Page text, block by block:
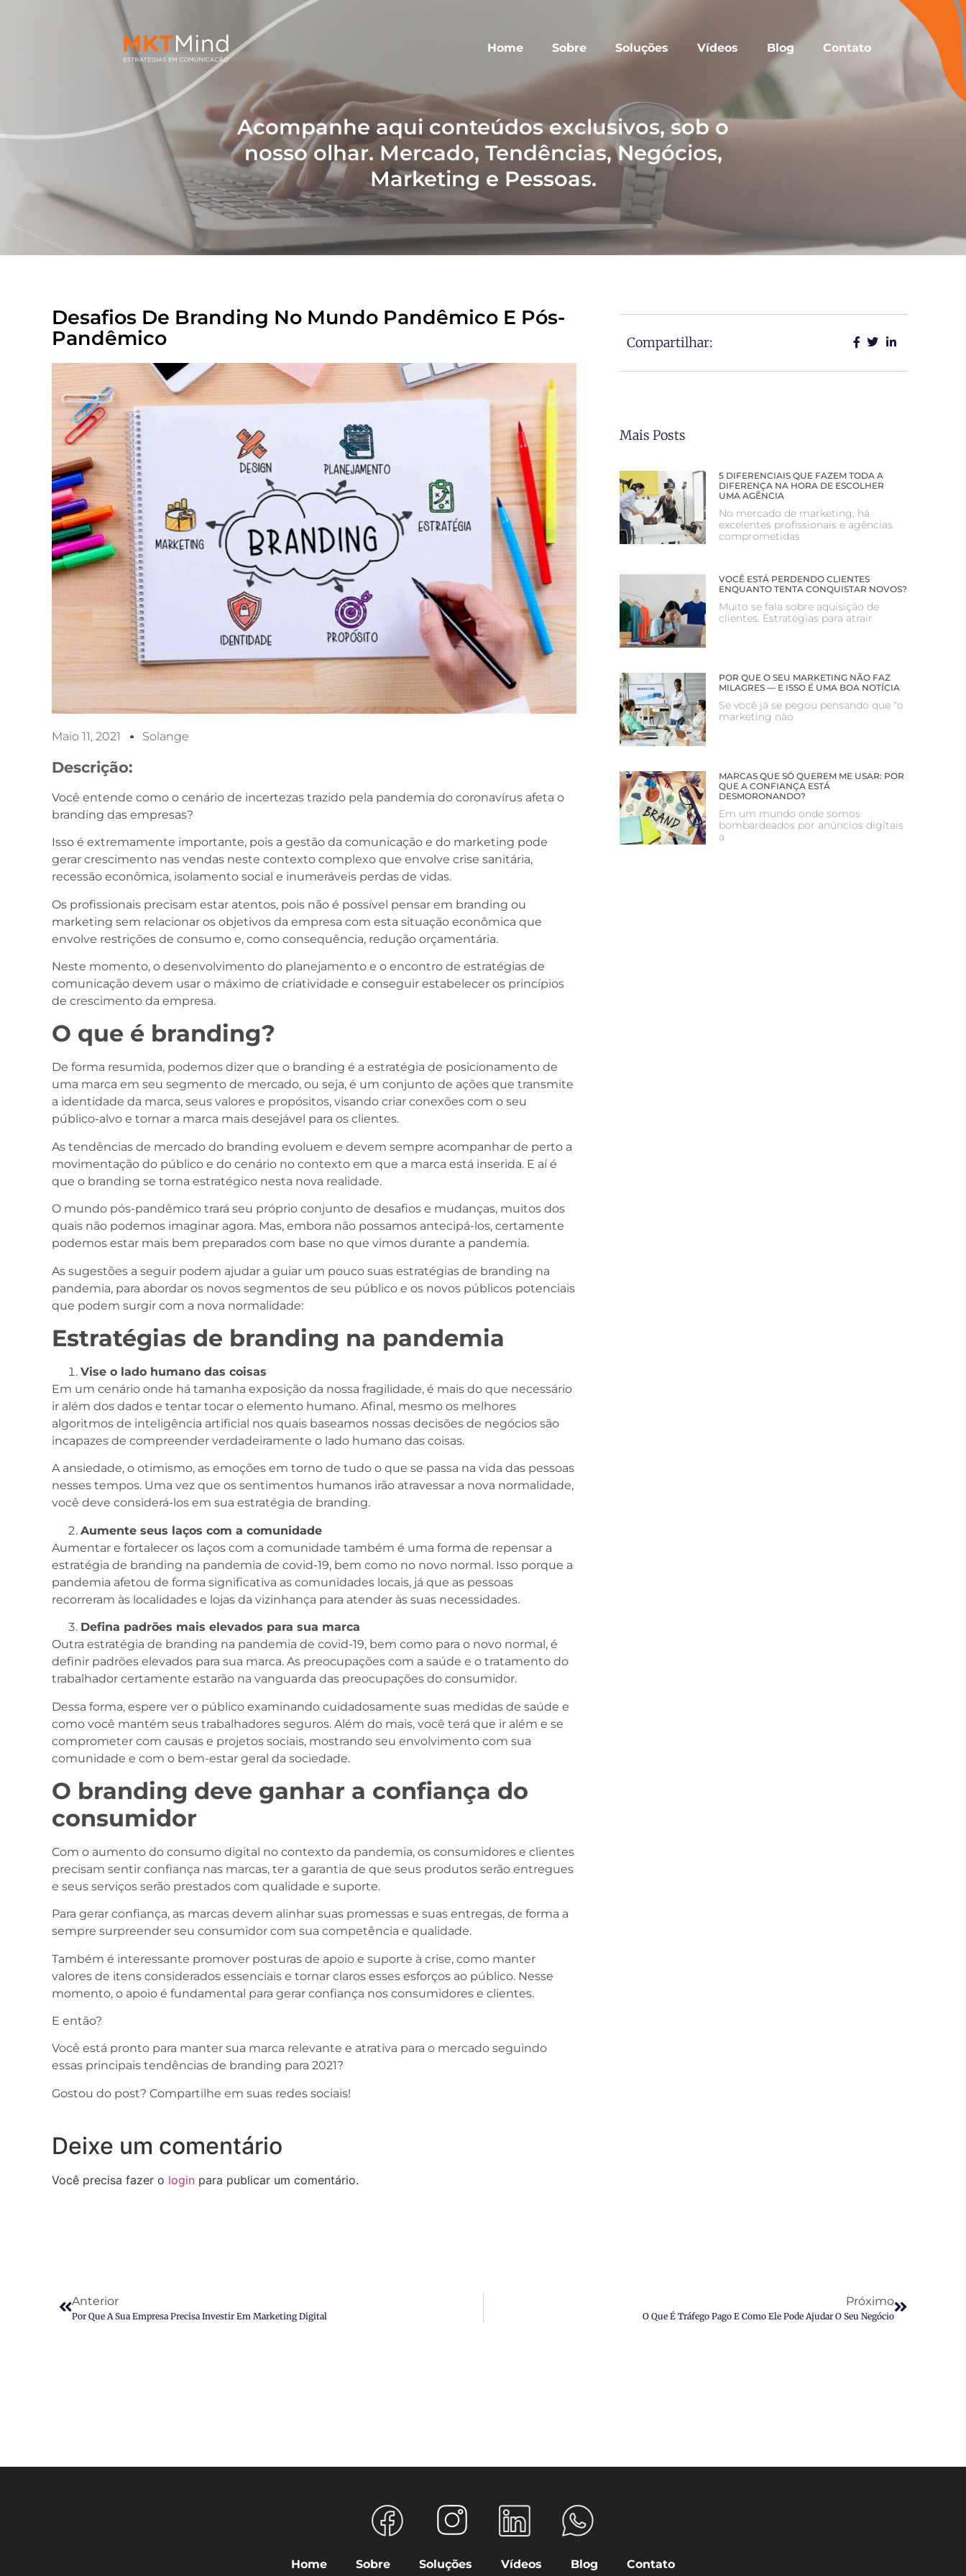
Home Sobre Soluções Vídeos Blog Contato
Acompanhe aqui conteúdos exclusivos, sob o
nosso olhar. Mercado, Tendências, Negócios,
Marketing e Pessoas.
Desafios De Branding No Mundo Pandêmico E Pós-
Pandêmico
Maio 11, 2021 Solange
Descrição:
Você entende como o cenário de incertezas trazido pela pandemia do coronavírus afeta o
branding das empresas?
Isso é extremamente importante, pois a gestão da comunicação e do marketing pode
gerar crescimento nas vendas neste contexto complexo que envolve crise sanitária,
recessão econômica, isolamento social e inumeráveis perdas de vidas.
Os profissionais precisam estar atentos, pois não é possível pensar em branding ou
marketing sem relacionar os objetivos da empresa com esta situação econômica que
envolve restrições de consumo e, como consequência, redução orçamentária.
Neste momento, o desenvolvimento do planejamento e o encontro de estratégias de
comunicação devem usar o máximo de criatividade e conseguir estabelecer os princípios
de crescimento da empresa.
O que é branding?
De forma resumida, podemos dizer que o branding é a estratégia de posicionamento de
uma marca em seu segmento de mercado, ou seja, é um conjunto de ações que transmite
a identidade da marca, seus valores e propósitos, visando criar conexões com o seu
público-alvo e tornar a marca mais desejável para os clientes.
As tendências de mercado do branding evoluem e devem sempre acompanhar de perto a
movimentação do público e do cenário no contexto em que a marca está inserida. E aí é
que o branding se torna estratégico nesta nova realidade.
O mundo pós-pandêmico trará seu próprio conjunto de desafios e mudanças, muitos dos
quais não podemos imaginar agora. Mas, embora não possamos antecipá-los, certamente
podemos estar mais bem preparados com base no que vimos durante a pandemia.
As sugestões a seguir podem ajudar a guiar um pouco suas estratégias de branding na
pandemia, para abordar os novos segmentos de seu público e os novos públicos potenciais
que podem surgir com a nova normalidade:
Estratégias de branding na pandemia
Vise o lado humano das coisas
Em um cenário onde há tamanha exposição da nossa fragilidade, é mais do que necessário
ir além dos dados e tentar tocar o elemento humano. Afinal, mesmo os melhores
algoritmos de inteligência artificial nos quais baseamos nossas decisões de negócios são
incapazes de compreender verdadeiramente o lado humano das coisas.
A ansiedade, o otimismo, as emoções em torno de tudo o que se passa na vida das pessoas
nesses tempos. Uma vez que os sentimentos humanos irão atravessar a nova normalidade,
você deve considerá-los em sua estratégia de branding.
Aumente seus laços com a comunidade
Aumentar e fortalecer os laços com a comunidade também é uma forma de repensar a
estratégia de branding na pandemia de covid-19, bem como no novo normal. Isso porque a
pandemia afetou de forma significativa as comunidades locais, já que as pessoas
recorreram às localidades e lojas da vizinhança para atender às suas necessidades.
Defina padrões mais elevados para sua marca
Outra estratégia de branding na pandemia de covid-19, bem como para o novo normal, é
definir padrões elevados para sua marca. As preocupações com a saúde e o tratamento do
trabalhador certamente estarão na vanguarda das preocupações do consumidor.
Dessa forma, espere ver o público examinando cuidadosamente suas medidas de saúde e
como você mantém seus trabalhadores seguros. Além do mais, você terá que ir além e se
comprometer com causas e projetos sociais, mostrando seu envolvimento com sua
comunidade e com o bem-estar geral da sociedade.
O branding deve ganhar a confiança do
consumidor
Com o aumento do consumo digital no contexto da pandemia, os consumidores e clientes
precisam sentir confiança nas marcas, ter a garantia de que seus produtos serão entregues
e seus serviços serão prestados com qualidade e suporte.
Para gerar confiança, as marcas devem alinhar suas promessas e suas entregas, de forma a
sempre surpreender seu consumidor com sua competência e qualidade.
Também é interessante promover posturas de apoio e suporte à crise, como manter
valores de itens considerados essenciais e tornar claros esses esforços ao público. Nesse
momento, o apoio é fundamental para gerar confiança nos consumidores e clientes.
E então?
Você está pronto para manter sua marca relevante e atrativa para o mercado seguindo
essas principais tendências de branding para 2021?
Gostou do post? Compartilhe em suas redes sociais!
Deixe um comentário
Você precisa fazer o login para publicar um comentário.
Compartilhar:
Mais Posts
5 DIFERENCIAIS QUE FAZEM TODA A
DIFERENÇA NA HORA DE ESCOLHER
UMA AGÊNCIA
No mercado de marketing, há
excelentes profissionais e agências
comprometidas
VOCÊ ESTÁ PERDENDO CLIENTES
ENQUANTO TENTA CONQUISTAR NOVOS?
Muito se fala sobre aquisição de
clientes. Estratégias para atrair
POR QUE O SEU MARKETING NÃO FAZ
MILAGRES — E ISSO É UMA BOA NOTÍCIA
Se você já se pegou pensando que “o
marketing não
MARCAS QUE SÓ QUEREM ME USAR: POR
QUE A CONFIANÇA ESTÁ
DESMORONANDO?
Em um mundo onde somos
bombardeados por anúncios digitais
a
Anterior
Por Que A Sua Empresa Precisa Investir Em Marketing Digital
Próximo
O Que É Tráfego Pago E Como Ele Pode Ajudar O Seu Negócio
Home Sobre Soluções Vídeos Blog Contato